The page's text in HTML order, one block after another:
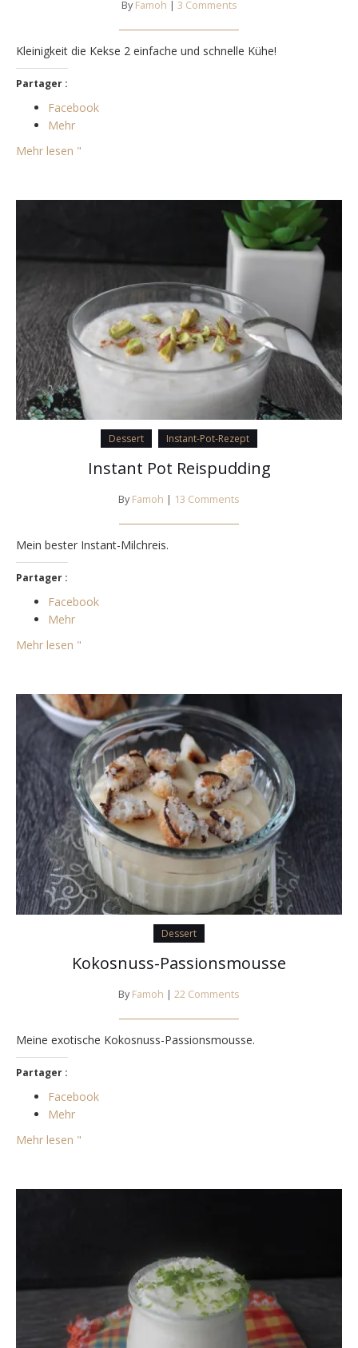
By Famoh | 3 Comments
Kleinigkeit die Kekse 2 einfache und schnelle Kühe!
Partager :
Facebook
Mehr
Mehr lesen "
Dessert Instant-Pot-Rezept
Instant Pot Reispudding
By Famoh | 13 Comments
Mein bester Instant-Milchreis.
Partager :
Facebook
Mehr
Mehr lesen "
Dessert
Kokosnuss-Passionsmousse
By Famoh | 22 Comments
Meine exotische Kokosnuss-Passionsmousse.
Partager :
Facebook
Mehr
Mehr lesen "